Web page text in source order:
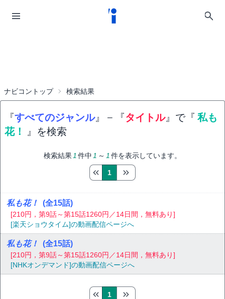
ナビコントップ 検索結果
『すべてのジャンル』 − 『タイトル』で『 私も
花！
』を検索
検索結果 1 件中 1 ～ 1 件を表示しています。
1
私も花！ (全15話)
[210円，第9話～第15話1260円／14日間，無料あり]
[楽天ショウタイム]の動画配信ページへ
私も花！ (全15話)
[210円，第9話～第15話1260円／14日間，無料あり]
[NHKオンデマンド]の動画配信ページへ
1